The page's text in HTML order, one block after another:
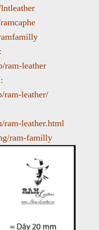
ram-leather
ram-leather/
leather.html
ram-familly